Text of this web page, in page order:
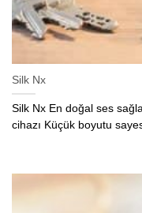
Silk Nx
Silk Nx En doğal ses
cihazı Küçük boyutu